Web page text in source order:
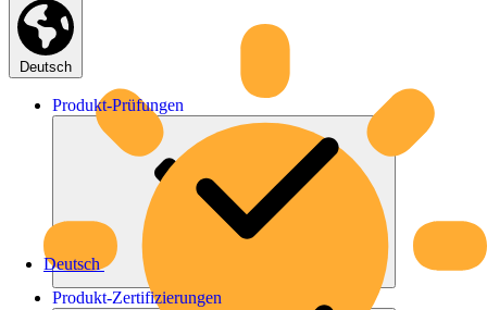
Deutsch
Deutsch
Produkt-Prüfungen
Produkt-Zertifizierungen